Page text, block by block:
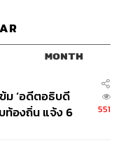
อวอ
/ Reuters
europe-63711841
serbia-kosovo-bru
MONTH
ม ‘อดีตอธิบดี
ท้องถิ่น แจ้ง 6
551